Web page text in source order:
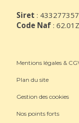
Siret :
Code Naf : 62.01Z
Mentions légales &
Plan du site
Gestion des cookies
Nos points forts